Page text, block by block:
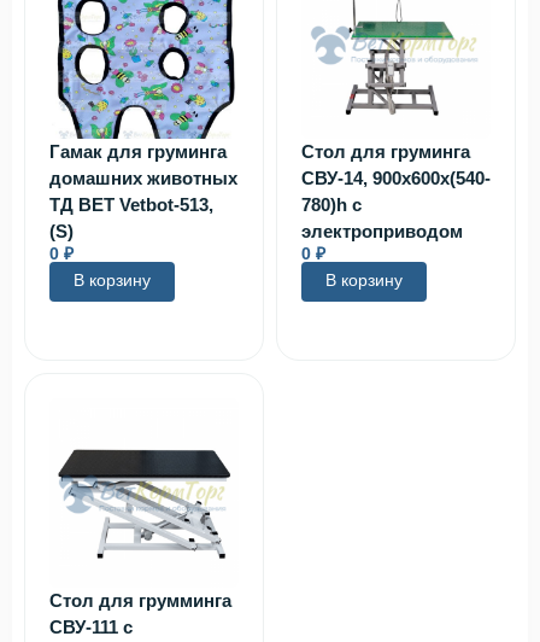
Гамак для груминга
домашних животных
ТД ВЕТ Vetbot-513,
(S)
0 ₽
В корзину
Стол для груминга
СВУ-14, 900х600x(540-
780)h с
электроприводом
0 ₽
В корзину
Стол для грумминга
СВУ-111 с